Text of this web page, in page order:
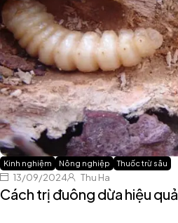
Kinh nghiệm Nông nghiệp Thuốc trừ sâu
13/09/2024 Thu Ha
Cách trị đuông dừa hiệu quả